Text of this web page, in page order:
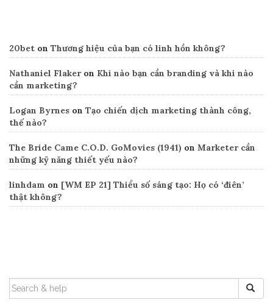
20bet on Thương hiệu của bạn có linh hồn không?
Nathaniel Flakeron Khi nào bạn cần branding và khi nào
cần marketing?
Logan Byrnes on Tạo chiến dịch marketing thành công,
thế nào?
The Bride Came C.O.D. GoMovies (1941) on Marketer cần
những kỹ năng thiết yếu nào?
linhdam on [WM EP 21] Thiểu số sáng tạo: Họ có ‘điên’
thật không?
SEARCH
FOR: